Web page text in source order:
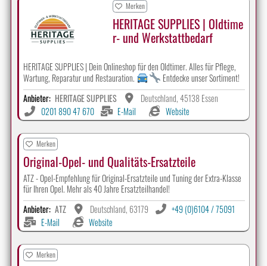
Merken
HERITAGE SUPPLIES | Oldtime
r- und Werkstattbedarf
HERITAGE SUPPLIES | Dein Onlineshop für den Oldtimer. Alles für Pflege,
Wartung, Reparatur und Restauration.
Entdecke unser Sortiment!
Anbieter: HERITAGE SUPPLIES
Deutschland, 45138 Essen
0201 890 47 670
E-Mail Website
Merken
Original-Opel- und Qualitäts-Ersatzteile
ATZ - Opel-Empfehlung für Original-Ersatzteile und Tuning der Extra-Klasse
für Ihren Opel. Mehr als 40 Jahre Ersatzteilhandel!
Anbieter: ATZ Deutschland, 63179
+49 (0)6104 / 75091
E-Mail
Website
Merken